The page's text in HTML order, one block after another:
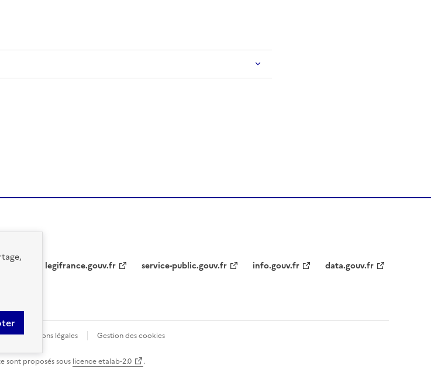
legifrance.gouv.fr service-public.gouv.fr info.gouv.fr data.gouv.fr
Mentions légales Gestion des cookies
sont proposés sous licence etalab-2.0 .